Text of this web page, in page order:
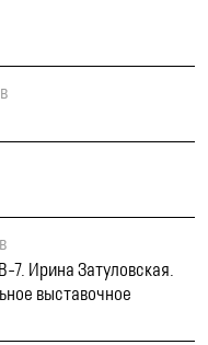
7. Ирина Затуловская.
выставочное